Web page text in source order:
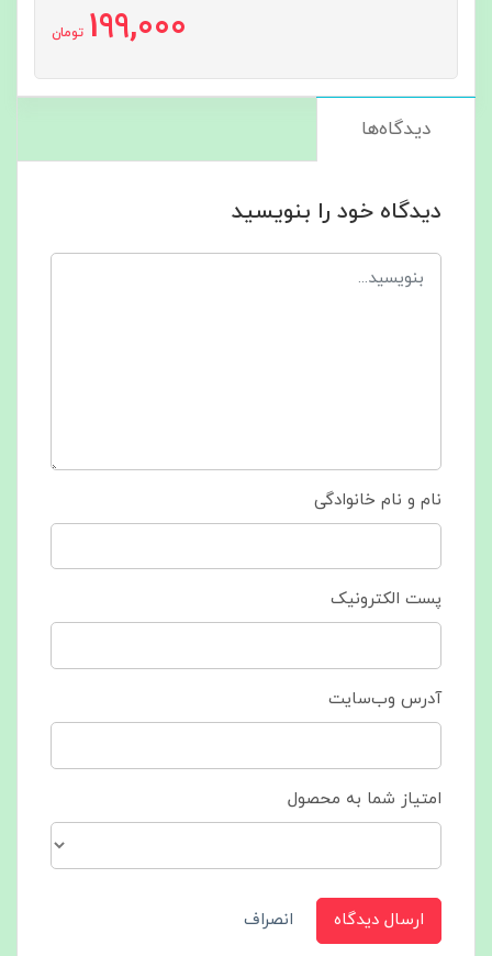
199,000 تومان
دیدگاه‌ها
دیدگاه خود را بنویسید
نام و نام خانوادگی
پست الکترونیک
آدرس وب‌سایت
امتیاز شما به محصول
ارسال دیدگاه انصراف